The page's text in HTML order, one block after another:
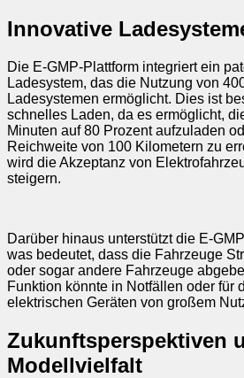
Innovative
Die E-GMP-Plattform integriert ein
Ladesystem, das die Nutzung von
Ladesystemen ermöglicht. Dies ist
schnelles Laden, da es ermöglicht,
Minuten auf 80 Prozent aufzuladen
Reichweite von 100 Kilometern zu
wird die Akzeptanz von
steigern.
Darüber hinaus unterstützt die E-
was bedeutet, dass die Fahrzeuge
oder sogar andere Fahrzeuge
Funktion könnte in Notfällen oder für
elektrischen Geräten von großem
Zukunftsperspektiven
Modellvielfalt